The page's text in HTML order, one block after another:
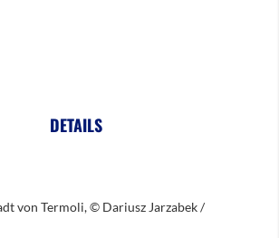
DETAILS
von Termoli, © Dariusz Jarzabek /